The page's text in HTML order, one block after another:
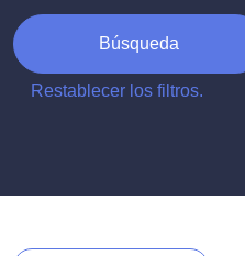
Búsqueda
Restablecer los filtros.